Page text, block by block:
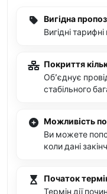
Вигідна
Вигідні
Покриття
Обʼєднує
стабільного
Можливість
Ви можете
коли дані
Початок
Термін дії